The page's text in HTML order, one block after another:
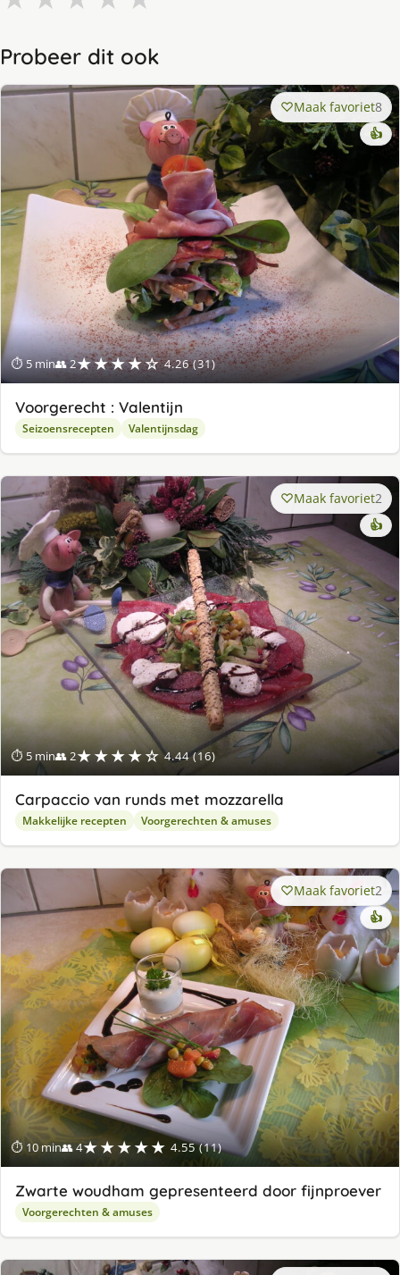
Probeer dit ook
⏱ 5 min👥 2★★★★☆ 4.26 (31)
Maak favoriet8
👍
Voorgerecht : Valentijn
Seizoensrecepten Valentijnsdag
⏱ 5 min👥 2★★★★☆ 4.44 (16)
Maak favoriet2
👍
Carpaccio van runds met mozzarella
Makkelijke recepten Voorgerechten & amuses
⏱ 10 min👥 4★★★★★ 4.55 (11)
Maak favoriet2
👍
Zwarte woudham gepresenteerd door fijnproever
Voorgerechten & amuses